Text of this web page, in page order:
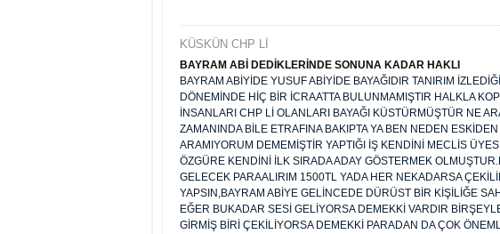
KÜSKÜN CHP Lİ
BAYRAM ABİ DEDİKLERİNDE SONUNA KADAR HAKLI
BAYRAM ABİYİDE YUSUF ABİYİDE BAYAĞIDIR TANIRIM
DÖNEMİNDE HİÇ BİR İCRAATTA BULUNMAMIŞTIR HALKLA
İNSANLARI CHP Lİ OLANLARI BAYAĞI KÜSTÜRMÜŞTÜR NE
ZAMANINDA BİLE ETRAFINA BAKIPTA YA BEN NEDEN
ARAMIYORUM DEMEMİŞTİR YAPTIĞI İŞ KENDİNİ MECLİS
ÖZGÜRE KENDİNİ İLK SIRADA ADAY GÖSTERMEK
GELECEK PARAALIRIM 1500TL YADA HER NEKADARSA
YAPSIN,BAYRAM ABİYE GELİNCEDE DÜRÜST BİR KİŞİLİĞE
EĞER BUKADAR SESİ GELİYORSA DEMEKKİ VARDIR
GİRMİŞ BİRİ ÇEKİLİYORSA DEMEKKİ PARADAN DA ÇOK